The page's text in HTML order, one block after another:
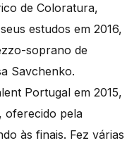
de Coloratura,
estudos em 2016,
soprano de
Savchenko.
Portugal em 2015,
oferecido pela
às finais. Fez várias